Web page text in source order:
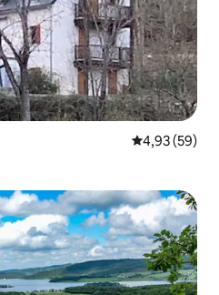
Gemiddelde
4,93 (59)